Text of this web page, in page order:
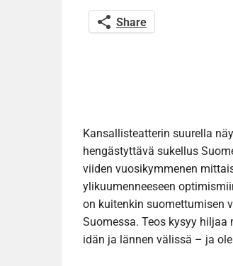
Share
Kansallisteatterin suurella
hengästyttävä sukellus
viiden vuosikymmenen
ylikuumenneeseen
on kuitenkin suomettumisen
Suomessa. Teos kysyy
idän ja lännen välissä – ja